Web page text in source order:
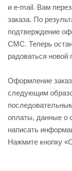
и e-mail. Вам
заказа. По
подтверждение
СМС. Теперь
радоваться новой
Оформление
следующим
оплаты, данные о
написать
Нажмите кнопку